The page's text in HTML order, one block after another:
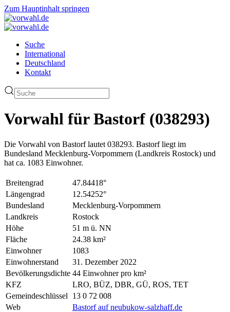
Zum Hauptinhalt springen
Suche
International
Deutschland
Kontakt
Vorwahl für Bastorf (038293)
Die Vorwahl von Bastorf lautet 038293. Bastorf liegt im
Bundesland Mecklenburg-Vorpommern (Landkreis Rostock) und
hat ca. 1083 Einwohner.
Breitengrad
47.84418°
Längengrad
12.54252°
Bundesland
Mecklenburg-Vorpommern
Landkreis
Rostock
Höhe
51 m ü. NN
Fläche
24.38 km²
Einwohner
1083
Einwohnerstand
31. Dezember 2022
Bevölkerungsdichte 44 Einwohner pro km²
KFZ
LRO, BÜZ, DBR, GÜ, ROS, TET
Gemeindeschlüssel
13 0 72 008
Web
Bastorf auf neubukow-salzhaff.de